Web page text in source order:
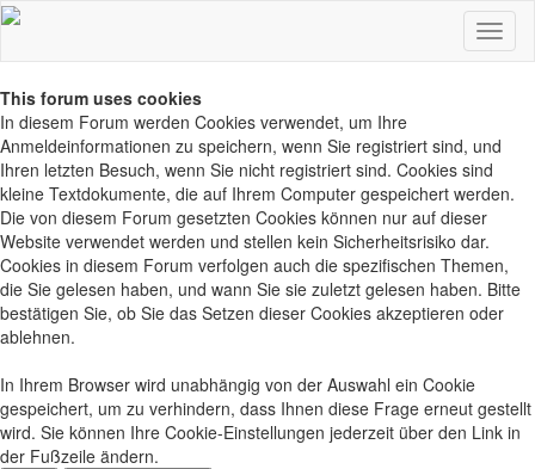
This forum uses cookies
In diesem Forum werden Cookies verwendet, um Ihre
Anmeldeinformationen zu speichern, wenn Sie registriert sind, und
Ihren letzten Besuch, wenn Sie nicht registriert sind. Cookies sind
kleine Textdokumente, die auf Ihrem Computer gespeichert werden.
Die von diesem Forum gesetzten Cookies können nur auf dieser
Website verwendet werden und stellen kein Sicherheitsrisiko dar.
Cookies in diesem Forum verfolgen auch die spezifischen Themen,
die Sie gelesen haben, und wann Sie sie zuletzt gelesen haben. Bitte
bestätigen Sie, ob Sie das Setzen dieser Cookies akzeptieren oder
ablehnen.
In Ihrem Browser wird unabhängig von der Auswahl ein Cookie
gespeichert, um zu verhindern, dass Ihnen diese Frage erneut gestellt
wird. Sie können Ihre Cookie-Einstellungen jederzeit über den Link in
der Fußzeile ändern.